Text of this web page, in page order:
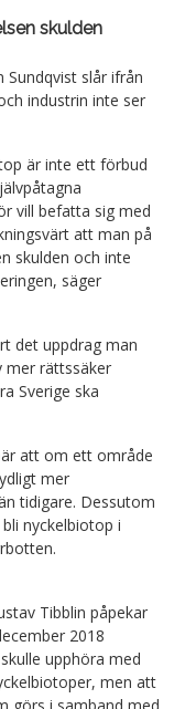
skulden
Sundqvist slår ifrån
industrin inte ser
är inte ett förbud
vill befatta sig med
att man på
skulden och inte
säger
det uppdrag man
mer rättssäker
Sverige ska
att om ett område
mer
tidigare. Dessutom
nyckelbiotop i
Tibblin påpekar
2018
upphöra med
men att